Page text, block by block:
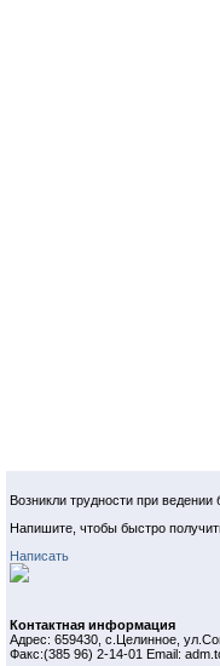
Возникли трудности при ведении
Напишите, чтобы быстро
Написать
Контактная информация
Адрес: 659430, с.Целинное,
Факс:(385 96) 2-14-01 Email: